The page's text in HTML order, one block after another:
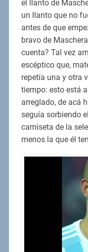
el llanto de
un llanto que no
antes de que
bravo de
cuenta? Tal vez
escéptico que,
repetía una y otra
tiempo: esto está
arreglado, de acá
seguía sorbiendo
camiseta de la
menos la que él